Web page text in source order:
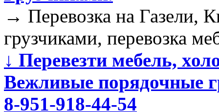
→ Перевозка на Газели,
грузчиками, перевозка
↓ Перевезти мебель,
Вежливые порядочные
8-951-918-44-54